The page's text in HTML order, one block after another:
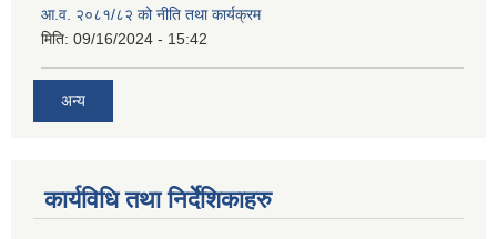
आ.व. २०८१/८२ को नीति तथा कार्यक्रम
मिति: 09/16/2024 - 15:42
अन्य
कार्यविधि तथा निर्देशिकाहरु